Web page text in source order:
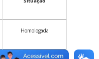
Homologada